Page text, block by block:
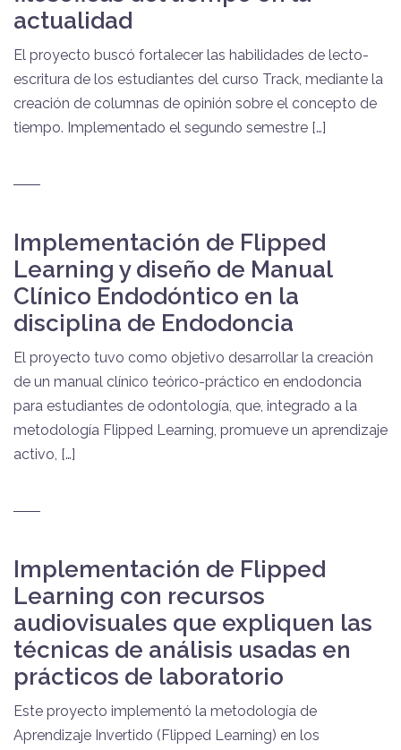
actualidad
El proyecto buscó fortalecer las habilidades de lecto-
escritura de los estudiantes del curso Track, mediante la
creación de columnas de opinión sobre el concepto de
tiempo. Implementado el segundo semestre […]
Implementación de Flipped
Learning y diseño de Manual
Clínico Endodóntico en la
disciplina de Endodoncia
El proyecto tuvo como objetivo desarrollar la creación
de un manual clínico teórico-práctico en endodoncia
para estudiantes de odontología, que, integrado a la
metodología Flipped Learning, promueve un aprendizaje
activo, […]
Implementación de Flipped
Learning con recursos
audiovisuales que expliquen las
técnicas de análisis usadas en
prácticos de laboratorio
Este proyecto implementó la metodología de
Aprendizaje Invertido (Flipped Learning) en los